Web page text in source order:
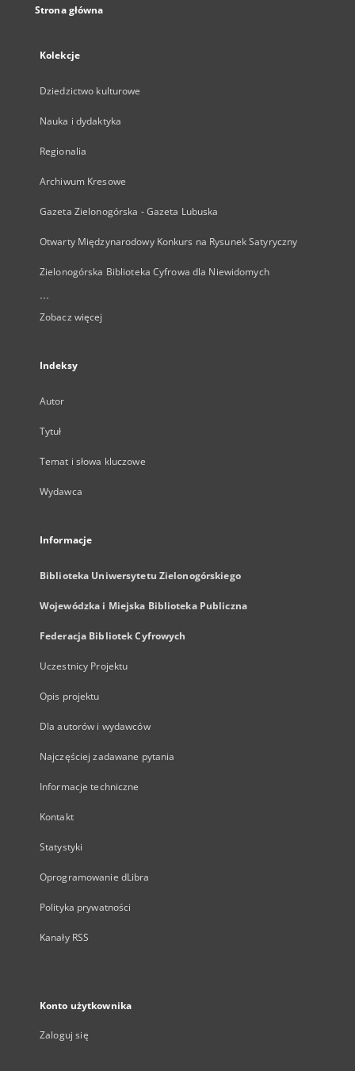
Strona główna
Kolekcje
Dziedzictwo kulturowe
Nauka i dydaktyka
Regionalia
Archiwum Kresowe
Gazeta Zielonogórska - Gazeta Lubuska
Otwarty Międzynarodowy Konkurs na Rysunek Satyryczny
Zielonogórska Biblioteka Cyfrowa dla Niewidomych
...
Zobacz więcej
Indeksy
Autor
Tytuł
Temat i słowa kluczowe
Wydawca
Informacje
Biblioteka Uniwersytetu Zielonogórskiego
Wojewódzka i Miejska Biblioteka Publiczna
Federacja Bibliotek Cyfrowych
Uczestnicy Projektu
Opis projektu
Dla autorów i wydawców
Najczęściej zadawane pytania
Informacje techniczne
Kontakt
Statystyki
Oprogramowanie dLibra
Polityka prywatności
Kanały RSS
Konto użytkownika
Zaloguj się